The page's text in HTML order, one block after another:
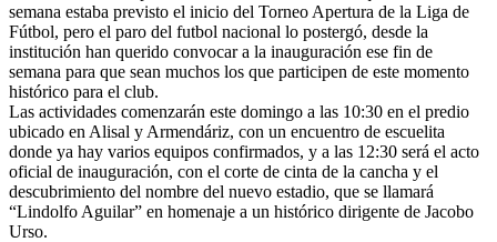
semana estaba previsto el inicio del Torneo Apertura de la Liga de
Fútbol, pero el paro del futbol nacional lo postergó, desde la
institución han querido convocar a la inauguración ese fin de
semana para que sean muchos los que participen de este momento
histórico para el club.
Las actividades comenzarán este domingo a las 10:30 en el predio
ubicado en Alisal y Armendáriz, con un encuentro de escuelita
donde ya hay varios equipos confirmados, y a las 12:30 será el acto
oficial de inauguración, con el corte de cinta de la cancha y el
descubrimiento del nombre del nuevo estadio, que se llamará
“Lindolfo Aguilar” en homenaje a un histórico dirigente de Jacobo
Urso.